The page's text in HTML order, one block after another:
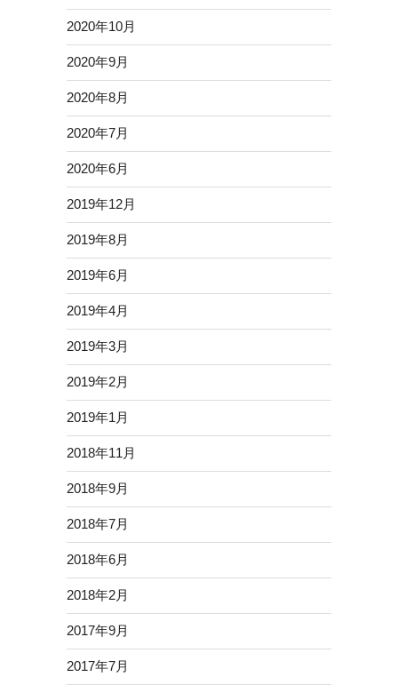
2020年10月
2020年9月
2020年8月
2020年7月
2020年6月
2019年12月
2019年8月
2019年6月
2019年4月
2019年3月
2019年2月
2019年1月
2018年11月
2018年9月
2018年7月
2018年6月
2018年2月
2017年9月
2017年7月